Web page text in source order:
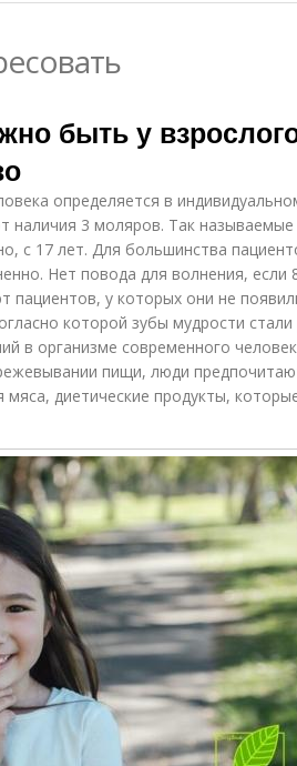
быть у
определяется в
наличия 3 моляров. Так
с 17 лет. Для большинства
Нет повода для волнения, если
пациентов, у которых они не
которой зубы мудрости
в организме современного
пищи, люди
диетические продукты,